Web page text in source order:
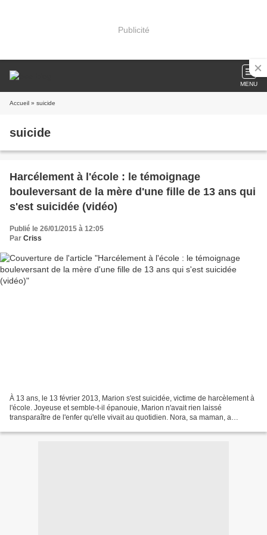
Publicité
MENU
Accueil » suicide
suicide
Harcélement à l'école : le témoignage
bouleversant de la mère d'une fille de 13 ans qui
s'est suicidée (vidéo)
Publié le 26/01/2015 à 12:05
Par Criss
À 13 ans, le 13 février 2013, Marion s'est suicidée, victime de harcèlement à
l'école. Joyeuse et semble-t-il épanouie, Marion n'avait rien laissé
transparaître de l'enfer qu'elle vivait au quotidien. Nora, sa maman, a